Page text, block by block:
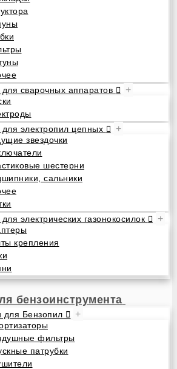
для сварочных аппаратов
+
для электропил цепных
+
звездочки
шестерни
сальники
электрических газонокосилок
+
крепления
бензоинструмента
для Бензопил +
фильтры
патрубки